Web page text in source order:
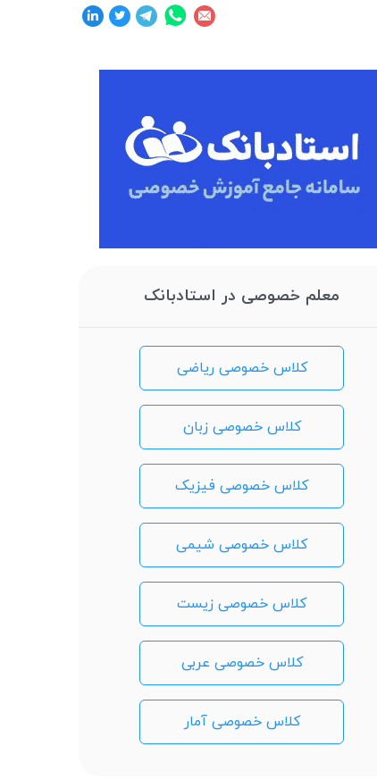
معلم خصوصی در استادبانک
کلاس خصوصی ریاضی
کلاس خصوصی زبان
کلاس خصوصی فیزیک
کلاس خصوصی شیمی
کلاس خصوصی زیست
کلاس خصوصی عربی
کلاس خصوصی آمار